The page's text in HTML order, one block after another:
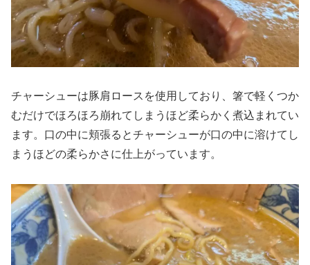
チャーシューは豚肩ロースを使用しており、箸で軽くつか
むだけでほろほろ崩れてしまうほど柔らかく煮込まれてい
ます。口の中に頬張るとチャーシューが口の中に溶けてし
まうほどの柔らかさに仕上がっています。